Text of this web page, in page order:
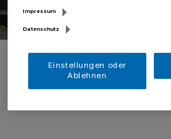
Freuen sich auf das Moerser
Schlosstheater, Soroptimistin Karin
Museum und Museumleiterin Diana
Impressum
Datenschutz
Einstellungen oder
Ablehnen